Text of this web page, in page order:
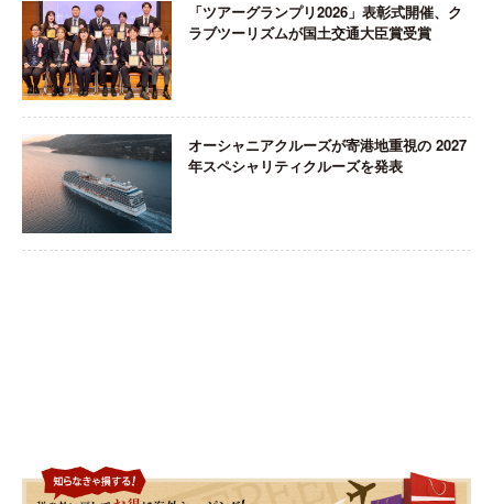
「ツアーグランプリ2026」表彰式開催、ク
ラブツーリズムが国土交通大臣賞受賞
オーシャニアクルーズが寄港地重視の 2027
年スペシャリティクルーズを発表